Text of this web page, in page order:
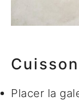
Cuisson
Placer la